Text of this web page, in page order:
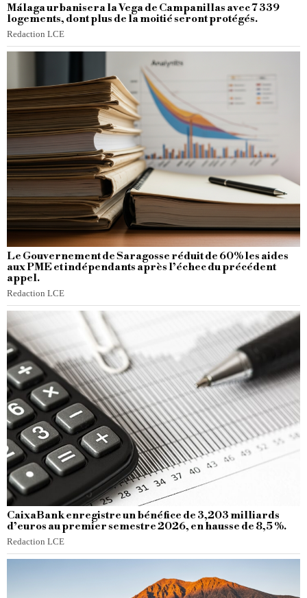
Málaga urbanisera la Vega de Campanillas avec 7 339
logements, dont plus de la moitié seront protégés.
Redaction LCE
Le Gouvernement de Saragosse réduit de 60% les aides
aux PME et indépendants après l’échec du précédent
appel.
Redaction LCE
CaixaBank enregistre un bénéfice de 3,203 milliards
d’euros au premier semestre 2026, en hausse de 8,5 %.
Redaction LCE